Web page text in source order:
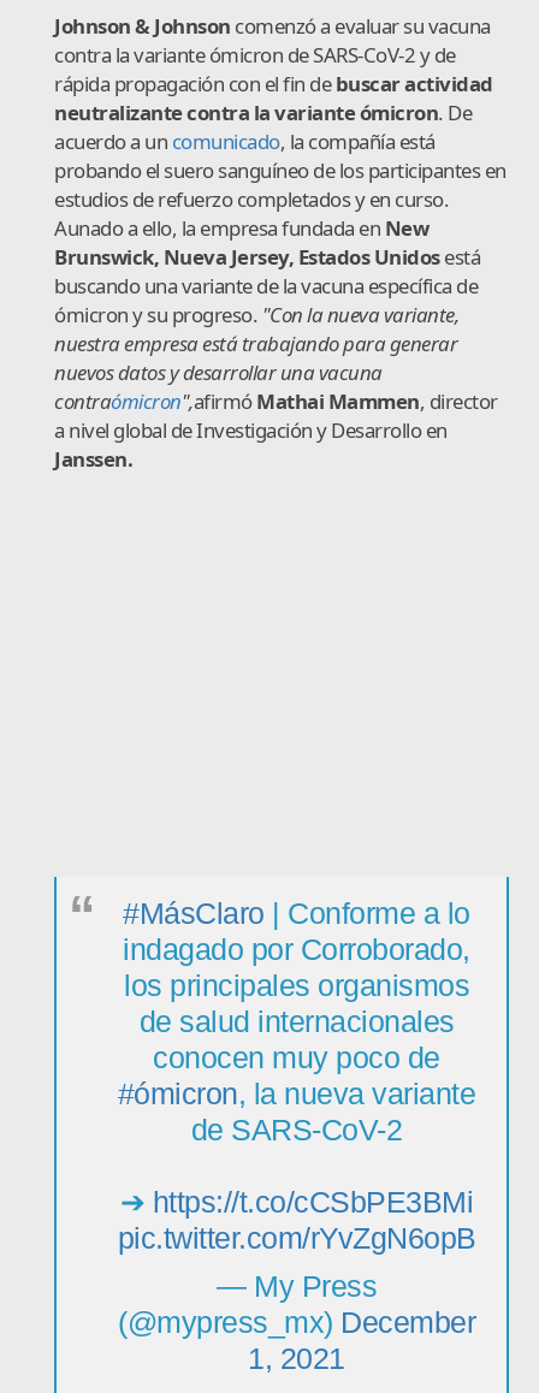
Johnson & Johnson comenzó a evaluar su vacuna
contra la variante ómicron de SARS-CoV-2 y de
rápida propagación con el fin debuscar actividad
neutralizante contra la variante ómicron. De
acuerdo a un comunicado, la compañía está
probando el suero sanguíneo de los participantes en
estudios de refuerzo completados y en curso.
Aunado a ello, la empresa fundada en New
Brunswick, Nueva Jersey, Estados Unidosestá
buscando una variante de la vacuna específica de
ómicron y su progreso. "Con la nueva variante,
nuestra empresa está trabajando para generar
nuevos datos y desarrollar una vacuna
contraómicron",afirmóMathai Mammen, director
a nivel global de Investigación y Desarrollo en
Janssen.
#MásClaro | Conforme a lo
indagado por Corroborado,
los principales organismos
de salud internacionales
conocen muy poco de
#ómicron, la nueva variante
de SARS-CoV-2
➔ https://t.co/cCSbPE3BMi
pic.twitter.com/rYvZgN6opB
— My Press
(@mypress_mx) December
1, 2021